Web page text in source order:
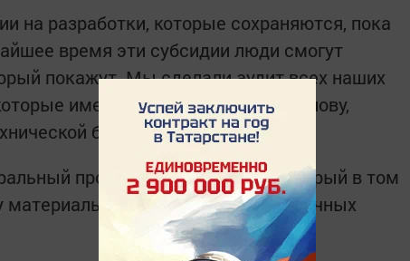
на разработки, которые сохраняются, пока
время эти субсидии люди смогут
покажут. Мы сделали аудит всех наших
имеют хорошую научную основу,
базы», — заявила она.
проект «Кадры в АПК», который в том
технической базы научных